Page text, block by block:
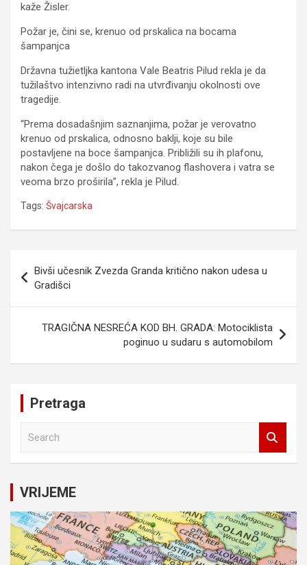
kaže Žisler.
Požar je, čini se, krenuo od prskalica na bocama
šampanjca
Državna tužietljka kantona Vale Beatris Pilud rekla je da
tužilaštvo intenzivno radi na utvrđivanju okolnosti ove
tragedije.
“Prema dosadašnjim saznanjima, požar je verovatno
krenuo od prskalica, odnosno baklji, koje su bile
postavljene na boce šampanjca. Približili su ih plafonu,
nakon čega je došlo do takozvanog flashovera i vatra se
veoma brzo proširila”, rekla je Pilud.
Tags: Švajcarska
članaka
Bivši učesnik Zvezda Granda kritično nakon udesa u
Gradišci
TRAGIČNA NESREĆA KOD BH. GRADA: Motociklista
poginuo u sudaru s automobilom
Pretraga
c
h
VRIJEME